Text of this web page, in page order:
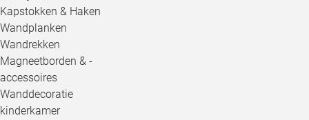
Kapstokken & Haken
Wandplanken
Wandrekken
Magneetborden & -
accessoires
Wanddecoratie
kinderkamer